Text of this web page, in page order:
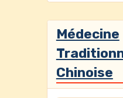
Médecine
Chinoise